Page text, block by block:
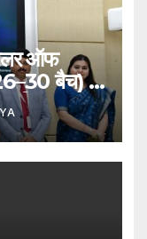
ऑफ
बैच) के
किया